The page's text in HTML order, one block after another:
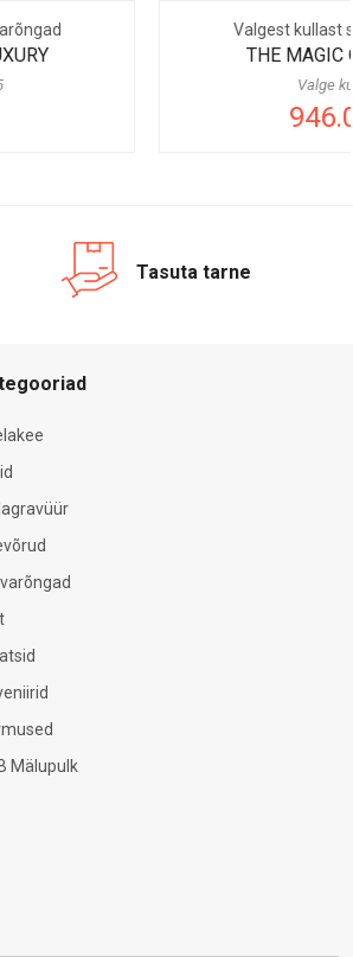
Valgest kullast sõrmus pärliga
THE MAGIC OF LUXURY
Tasuta tarne
Mälupulk